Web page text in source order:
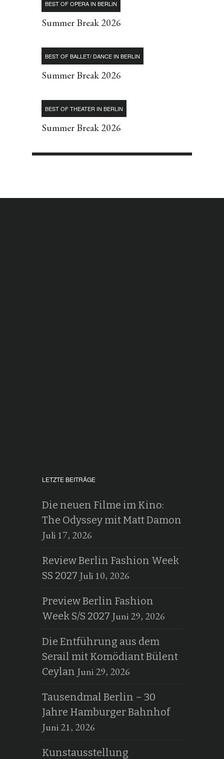
BEST OF OPERA IN BERLIN
Summer Break 2026
BEST OF BALLET/ DANCE IN BERLIN
Summer Break 2026
BEST OF THEATER IN BERLIN
Summer Break 2026
LETZTE BEITRÄGE
Die neuen Filme im Kino:
The Odyssey mit Matt Damon
Juli 17, 2026
Review Berlin Fashion Week
SS 2027 Juli 10, 2026
Preview Berlin Fashion
Week S/S 2027 Juni 29, 2026
Die Entführung aus dem
Serail mit Komödiant Bülent
Ceylan Juni 29, 2026
Tausendmal Berlin – 30
Jahre Hamburger Bahnhof
Juni 21, 2026
Kunstausstellung